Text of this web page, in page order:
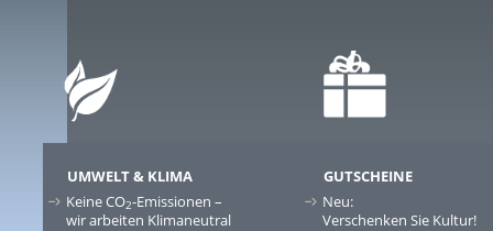
UMWELT & KLIMA
Keine CO2-Emissionen –
wir arbeiten Klimaneutral
GUTSCHEINE
Neu:
Verschenken Sie Kultur!